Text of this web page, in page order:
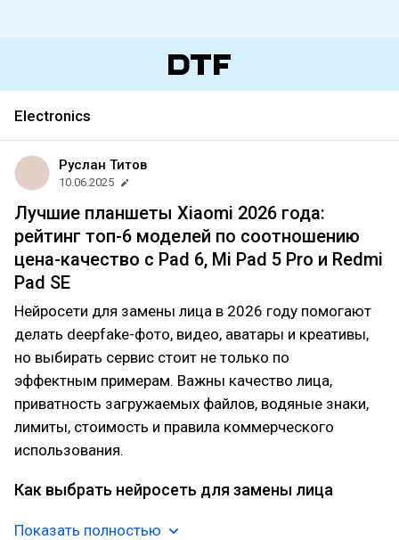
Electronics
Руслан Титов
10.06.2025
Лучшие планшеты Xiaomi 2026 года:
рейтинг топ-6 моделей по соотношению
цена-качество с Pad 6, Mi Pad 5 Pro и Redmi
Pad SE
Нейросети для замены лица в 2026 году помогают
делать deepfake-фото, видео, аватары и креативы,
но выбирать сервис стоит не только по
эффектным примерам. Важны качество лица,
приватность загружаемых файлов, водяные знаки,
лимиты, стоимость и правила коммерческого
использования.
Как выбрать нейросеть для замены лица
Показать полностью